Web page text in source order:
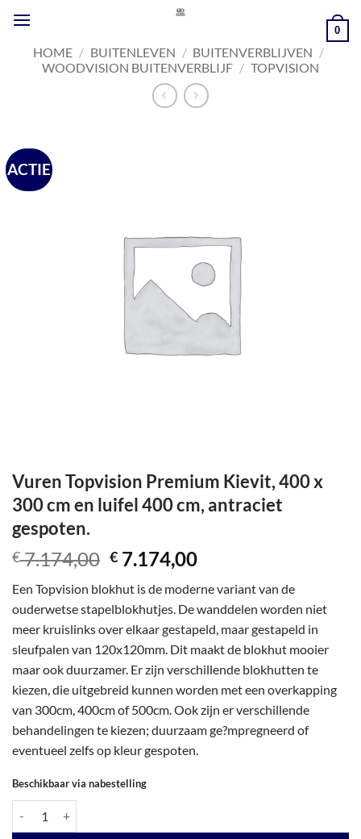
naar
inhoud
0
HOME / BUITENLEVEN / BUITENVERBLIJVEN /
WOODVISION BUITENVERBLIJF / TOPVISION
ACTIE
Vuren Topvision Premium Kievit, 400 x
300 cm en luifel 400 cm, antraciet
gespoten.
€7.174,00 Oorspronkelijke
was:
€ 7.174,00.
€ 7.174,00Huidige
is:
€ 7.174,00.
Een Topvision blokhut is de moderne variant van de
ouderwetse stapelblokhutjes. De wanddelen worden niet
meer kruislinks over elkaar gestapeld, maar gestapeld in
sleufpalen van 120x120mm. Dit maakt de blokhut mooier
maar ook duurzamer. Er zijn verschillende blokhutten te
kiezen, die uitgebreid kunnen worden met een overkapping
van 300cm, 400cm of 500cm. Ook zijn er verschillende
behandelingen te kiezen; duurzaam ge?mpregneerd of
eventueel zelfs op kleur gespoten.
Beschikbaar via nabestelling